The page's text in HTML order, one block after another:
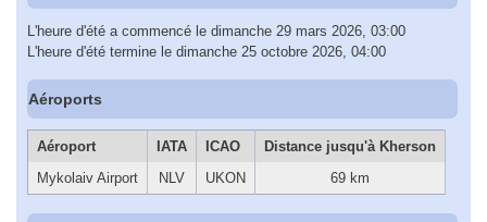
L'heure d'été a commencé le dimanche 29 mars 2026, 03:00
L'heure d'été termine le dimanche 25 octobre 2026, 04:00
Aéroports
Aéroport IATA ICAO
Distance jusqu'à Kherson
Mykolaiv Airport
NLV UKON 69 km